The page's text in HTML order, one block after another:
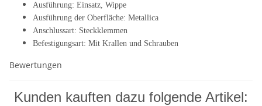
Ausführung: Einsatz, Wippe
Ausführung der Oberfläche: Metallica
Anschlussart: Steckklemmen
Befestigungsart: Mit Krallen und Schrauben
Bewertungen
Kunden kauften dazu folgende Artikel: